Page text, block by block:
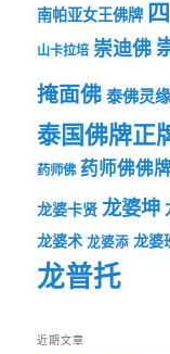
南帕亚女王佛牌
山卡拉培 崇迪佛
掩面佛泰佛灵
泰国佛牌正
药师佛 药师佛佛
龙婆卡贤 龙婆坤
龙婆术 龙婆添 龙婆
龙普托
近期文章